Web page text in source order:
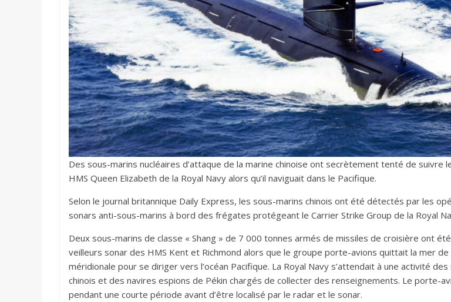
Des sous-marins nucléaires d’attaque de la marine chinoise ont secrètement tenté de suivre
HMS Queen Elizabeth de la Royal Navy alors qu’il naviguait dans le Pacifique.
Selon le journal britannique Daily Express, les sous-marins chinois ont été détectés par les
sonars anti-sous-marins à bord des frégates protégeant le Carrier Strike Group de la Royal
Deux sous-marins de classe « Shang » de 7 000 tonnes armés de missiles de croisière ont
veilleurs sonar des HMS Kent et Richmond alors que le groupe porte-avions quittait la mer de
méridionale pour se diriger vers l’océan Pacifique. La Royal Navy s’attendait à une activité
chinois et des navires espions de Pékin chargés de collecter des renseignements. Le porte-
pendant une courte période avant d’être localisé par le radar et le sonar.